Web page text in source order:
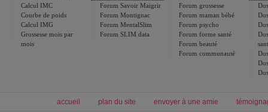
Calcul IMC
Courbe de poids
Calcul IMG
Grossesse mois par
mois
Forum Savoir Maigrir
Forum Montignac
Forum MentalSlim
Forum SLIM data
Forum grossesse
Forum maman bébé
Forum psycho
Forum forme santé
Forum beauté
Forum communauté
accueil plan du site envoyer à une amie